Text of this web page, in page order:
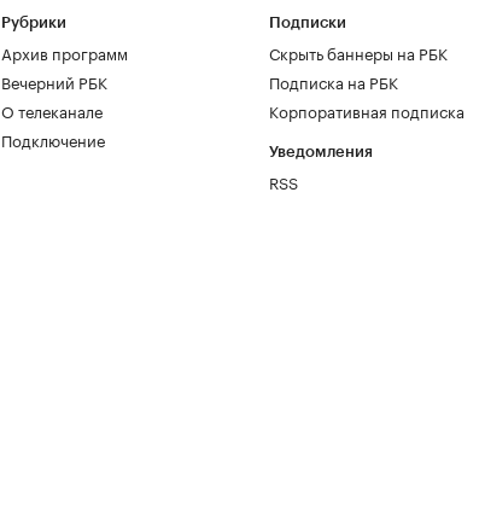
Рубрики
Архив программ
Вечерний РБК
О телеканале
Подключение
Подписки
Скрыть баннеры на РБК
Подписка на РБК
Корпоративная подписка
Уведомления
RSS